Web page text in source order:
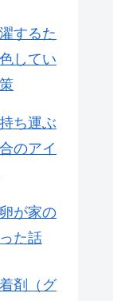
するた
してい
ち運ぶ
のアイ
が家の
た話
剤（グ